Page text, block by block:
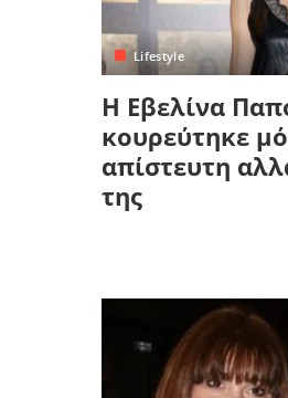
Κυκλάδες
Lifestyle
Η Εβελίνα
κουρεύτηκε
απίστευτη
της